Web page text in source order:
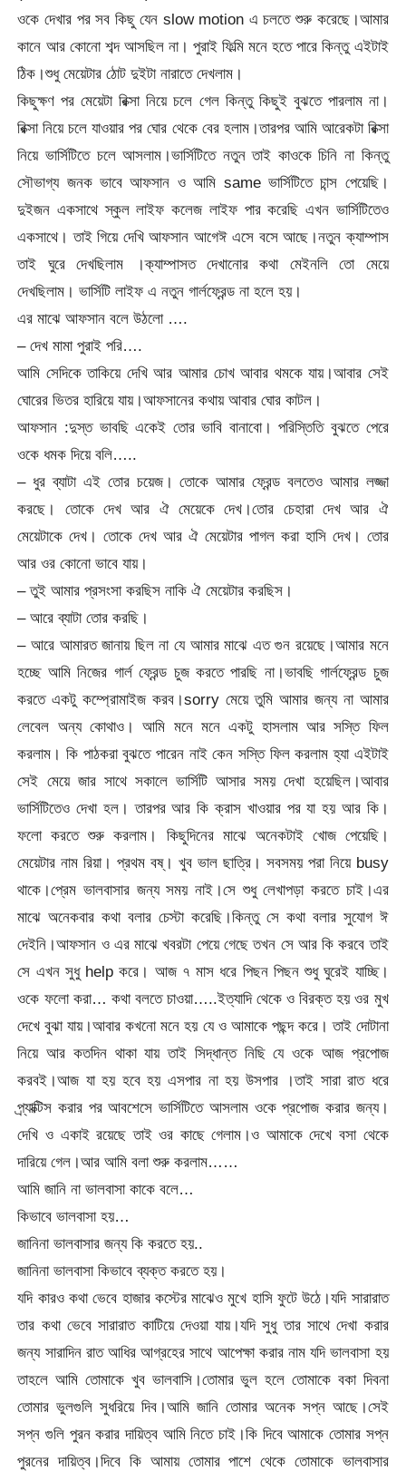
ওকে দেখার পর সব কিছু যেন slow motion এ চলতে শুরু করেছে।আমার
কানে আর কোনো শব্দ আসছিল না। পুরাই ফিল্মি মনে হতে পারে কিন্তু এইটাই
ঠিক।শুধু মেয়েটার ঠোট দুইটা নারাতে দেখলাম।
কিছুক্ষণ পর মেয়েটা রিক্সা নিয়ে চলে গেল কিন্তু কিছুই বুঝতে পারলাম না।
রিক্সা নিয়ে চলে যাওয়ার পর ঘোর থেকে বের হলাম।তারপর আমি আরেকটা রিক্সা
নিয়ে ভার্সিটিতে চলে আসলাম।ভার্সিটিতে নতুন তাই কাওকে চিনি না কিন্তু
সৌভাগ্য জনক ভাবে আফসান ও আমি same ভার্সিটিতে চান্স পেয়েছি।
দুইজন একসাথে স্কুল লাইফ কলেজ লাইফ পার করেছি এখন ভার্সিটিতেও
একসাথে। তাই গিয়ে দেখি আফসান আগেঈ এসে বসে আছে।নতুন ক্যাম্পাস
তাই ঘুরে দেখছিলাম ।ক্যাম্পাসত দেখানোর কথা মেইনলি তো মেয়ে
দেখছিলাম। ভার্সিটি লাইফ এ নতুন গার্লফ্রেন্ড না হলে হয়।
এর মাঝে আফসান বলে উঠলো ….
– দেখ মামা পুরাই পরি….
আমি সেদিকে তাকিয়ে দেখি আর আমার চোখ আবার থমকে যায়।আবার সেই
ঘোরের ভিতর হারিয়ে যায়।আফসানের কথায় আবার ঘোর কাটল।
আফসান :দুস্ত ভাবছি একেই তোর ভাবি বানাবো। পরিস্তিতি বুঝতে পেরে
ওকে ধমক দিয়ে বলি…..
– ধুর ব্যাটা এই তোর চয়েজ। তোকে আমার ফ্রেন্ড বলতেও আমার লজ্জা
করছে। তোকে দেখ আর ঐ মেয়েকে দেখ।তোর চেহারা দেখ আর ঐ
মেয়েটাকে দেখ। তোকে দেখ আর ঐ মেয়েটার পাগল করা হাসি দেখ। তোর
আর ওর কোনো ভাবে যায়।
– তুই আমার প্রসংসা করছিস নাকি ঐ মেয়েটার করছিস।
– আরে ব্যাটা তোর করছি।
– আরে আমারত জানায় ছিল না যে আমার মাঝে এত গুন রয়েছে।আমার মনে
হচ্ছে আমি নিজের গার্ল ফ্রেন্ড চুজ করতে পারছি না।ভাবছি গার্লফ্রেন্ড চুজ
করতে একটু কম্প্রোমাইজ করব।sorry মেয়ে তুমি আমার জন্য না আমার
লেবেল অন্য কোথাও। আমি মনে মনে একটু হাসলাম আর সস্তি ফিল
করলাম। কি পাঠকরা বুঝতে পারেন নাই কেন সস্তি ফিল করলাম হ্যা এইটাই
সেই মেয়ে জার সাথে সকালে ভার্সিটি আসার সময় দেখা হয়েছিল।আবার
ভার্সিটিতেও দেখা হল। তারপর আর কি ক্রাস খাওয়ার পর যা হয় আর কি।
ফলো করতে শুরু করলাম। কিছুদিনের মাঝে অনেকটাই খোজ পেয়েছি।
মেয়েটার নাম রিয়া। প্রথম বষ্। খুব ভাল ছাত্রি। সবসময় পরা নিয়ে busy
থাকে।প্রেম ভালবাসার জন্য সময় নাই।সে শুধু লেখাপড়া করতে চাই।এর
মাঝে অনেকবার কথা বলার চেস্টা করেছি।কিন্তু সে কথা বলার সুযোগ ঈ
দেইনি।আফসান ও এর মাঝে খবরটা পেয়ে গেছে তখন সে আর কি করবে তাই
সে এখন সুধু help করে। আজ ৭ মাস ধরে পিছন পিছন শুধু ঘুরেই যাচ্ছি।
ওকে ফলো করা… কথা বলতে চাওয়া…..ইত্যাদি থেকে ও বিরক্ত হয় ওর মুখ
দেখে বুঝা যায়।আবার কখনো মনে হয় যে ও আমাকে পছন্দ করে। তাই দোটানা
নিয়ে আর কতদিন থাকা যায় তাই সিদ্ধান্ত নিছি যে ওকে আজ প্রপোজ
করবই।আজ যা হয় হবে হয় এসপার না হয় উসপার ।তাই সারা রাত ধরে
প্র্যাক্টিস করার পর আবশেসে ভার্সিটিতে আসলাম ওকে প্রপোজ করার জন্য।
দেখি ও একাই রয়েছে তাই ওর কাছে গেলাম।ও আমাকে দেখে বসা থেকে
দারিয়ে গেল।আর আমি বলা শুরু করলাম……
আমি জানি না ভালবাসা কাকে বলে…
কিভাবে ভালবাসা হয়…
জানিনা ভালবাসার জন্য কি করতে হয়..
জানিনা ভালবাসা কিভাবে ব্যক্ত করতে হয়।
যদি কারও কথা ভেবে হাজার কস্টের মাঝেও মুখে হাসি ফুটে উঠে।যদি সারারাত
তার কথা ভেবে সারারাত কাটিয়ে দেওয়া যায়।যদি সুধু তার সাথে দেখা করার
জন্য সারাদিন রাত আধির আগ্রহের সাথে আপেক্ষা করার নাম যদি ভালবাসা হয়
তাহলে আমি তোমাকে খুব ভালবাসি।তোমার ভুল হলে তোমাকে বকা দিবনা
তোমার ভুলগুলি সুধরিয়ে দিব।আমি জানি তোমার অনেক সপ্ন আছে।সেই
সপ্ন গুলি পুরন করার দায়িত্ব আমি নিতে চাই।কি দিবে আমাকে তোমার সপ্ন
পুরনের দায়িত্ব।দিবে কি আমায় তোমার পাশে থেকে তোমাকে ভালবাসার